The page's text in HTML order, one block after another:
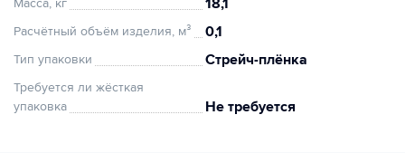
Масса, кг 18,1
Расчётный объём изделия, м³ 0,1
Тип упаковки Стрейч-плёнка
Требуется ли жёсткая
упаковка
Не требуется